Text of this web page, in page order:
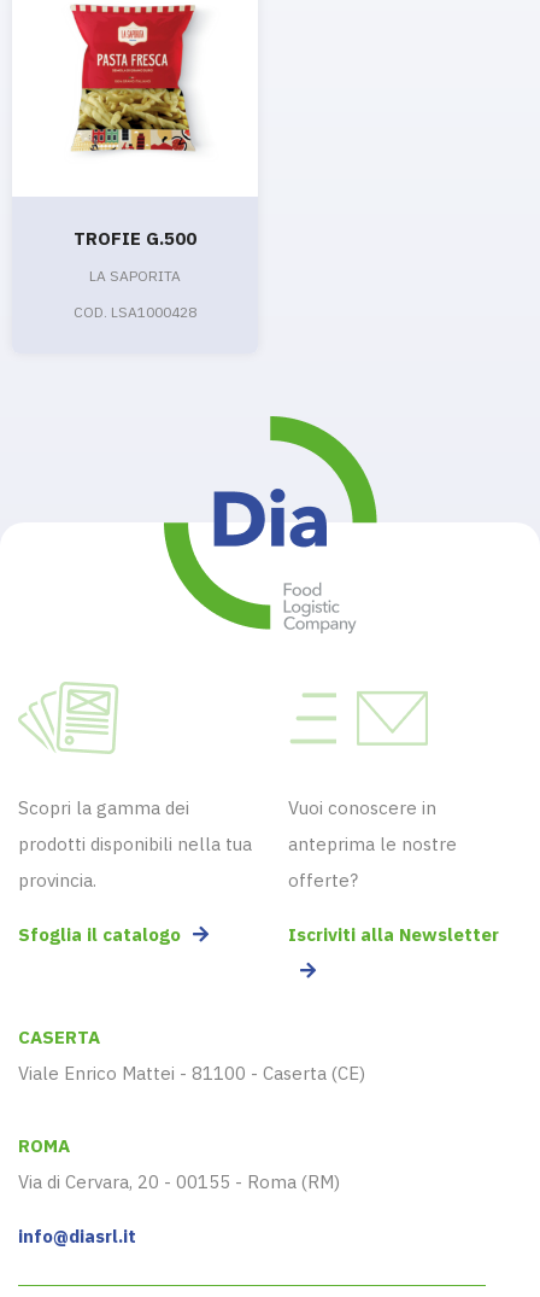
TROFIE G.500
LA SAPORITA
COD. LSA1000428
Scopri la gamma dei
prodotti disponibili nella tua
provincia.
Sfoglia il catalogo
Vuoi conoscere in
anteprima le nostre
offerte?
Iscriviti alla Newsletter
CASERTA
Viale Enrico Mattei - 81100 - Caserta (CE)
ROMA
Via di Cervara, 20 - 00155 - Roma (RM)
info@diasrl.it